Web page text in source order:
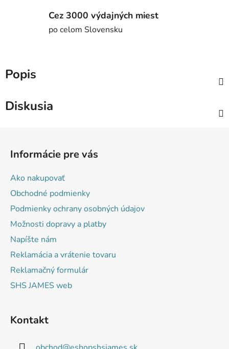
Cez 3000 výdajných miest
po celom Slovensku
Popis
Diskusia
Informácie pre vás
Ako nakupovať
Obchodné podmienky
Podmienky ochrany osobných údajov
Možnosti dopravy a platby
Napíšte nám
Reklamácia a vrátenie tovaru
Reklamačný formulár
SHS JAMES web
Kontakt